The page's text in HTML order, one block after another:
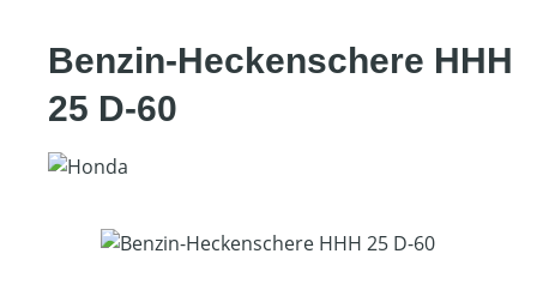
Benzin-Heckenschere HHH
25 D-60
Bildergalerie überspringen